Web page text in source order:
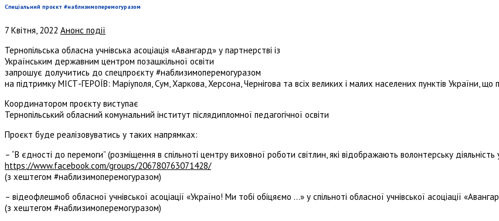
Спеціальний проєкт #наблизимоперемогуразом
7 Квітня, 2022 Анонс події
Тернопільська обласна учнівська асоціація «Авангард» у партнерстві із
Українським державним центром позашкільної освіти
запрошує долучитись до спецпроєкту #наблизимоперемогуразом
на підтримку МІСТ-ГЕРОЇВ: Маріуполя, Сум, Харкова, Херсона, Чернігова та всіх великих і малих населених пунктів України, що
Координатором проєкту виступає
Тернопільський обласний комунальний інститут післядипломної педагогічної освіти
Проєкт буде реалізовуватись у таких напрямках:
– “В єдності до перемоги” (розміщення в спільноті центру виховної роботи світлин, які відображають волонтерську діяльність
https://www.facebook.com/groups/206780763071428/
(з хештегом #наблизимоперемогуразом)
– відеофлешмоб обласної учнівської асоціації «Україно! Ми тобі обіцяємо …» у спільноті обласної учнівської асоціації
(з хештегом #наблизимоперемогуразом)